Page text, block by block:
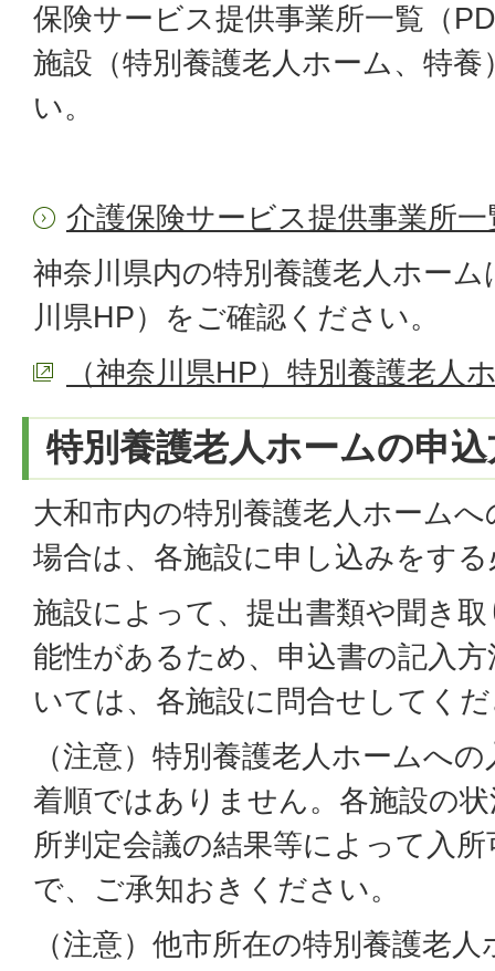
保険サービス提供事業所一覧（
施設（特別養護老人ホーム、特
い。
介護保険サービス提供事業所一
神奈川県内の特別養護老人ホー
川県HP）をご確認ください。
（神奈川県HP）特別養護老人
特別養護老人ホームの申
大和市内の特別養護老人ホーム
場合は、各施設に申し込みをす
施設によって、提出書類や聞き
能性があるため、申込書の記入
いては、各施設に問合せしてく
（注意）特別養護老人ホームへ
着順ではありません。各施設の
所判定会議の結果等によって入
で、ご承知おきください。
（注意）他市所在の特別養護老